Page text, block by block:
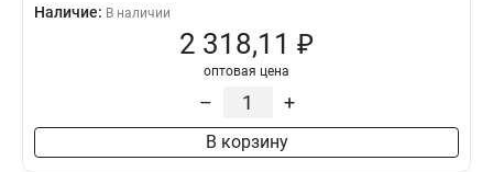
Наличие: В наличии
2 318,11 ₽
оптовая цена
– +
В корзину